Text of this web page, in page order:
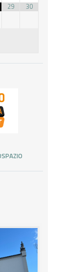
29 30